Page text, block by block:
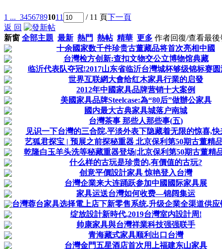
1 ... 34567891011 / 11 頁下一頁
返 回
新窗 全部主題 最新 熱門 熱帖 精華 更多 作者回復/查看最後
十余國家数千件珍贵古董藏品将首次亮相中國
台灣检方创新:查扣文物交公立博物馆典藏
临沂代表队夺冠!2017山东省临沂台灣城杯够级锦标赛
世界互联網大會给红木家具行業的启發
2012年中國家具品牌营销十大案例
美國家具品牌Steelcase:為“80后”做辦公家具
國内最大古典家具城落户南城
台灣茶事 那些人那些事(五)
见识一下台灣的三合院,平淡外表下隐藏着无限的惊喜,
艺狐君探宝 | 预展之前探秘重器 北京保利第50期古董精
乾隆白玉羊头洗等秘藏重器登场|北京保利第50期古董精
什么样的古玩是珍贵的,有價值的古玩?
创意平價設計家具 惊艳登入台灣
台灣企業来大连踊跃参加中國國际家具展
家具运送台灣如何收费—锦阔集运
台灣蓉台家具选择電上店下新零售系统,升级企業全渠道供
绽放設計新時代,2019台灣室内設計周!
帅康家具與台灣祥業科技强强联手
青海藏式家具顺利出口台灣
台灣金門五星酒店首次用上福建东山家具